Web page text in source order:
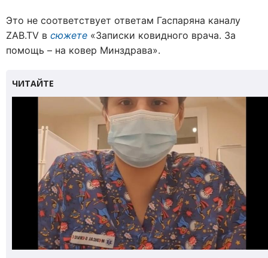
Это не соответствует ответам Гаспаряна каналу
ZAB.TV в сюжете «Записки ковидного врача. За
помощь – на ковер Минздрава».